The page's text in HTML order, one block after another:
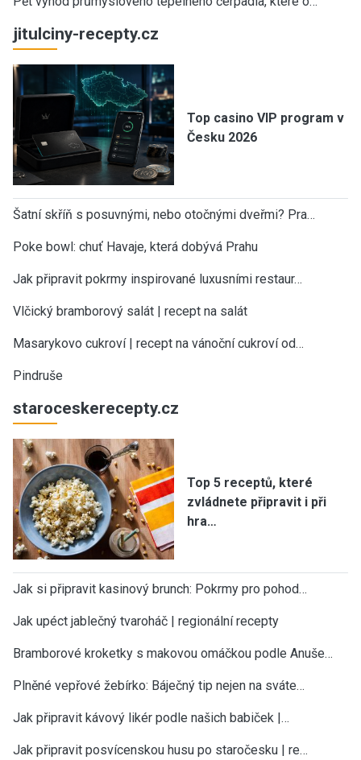
jitulciny-recepty.cz
Top casino VIP program v
Česku 2026
Šatní skříň s posuvnými, nebo otočnými dveřmi? Pra…
Poke bowl: chuť Havaje, která dobývá Prahu
Jak připravit pokrmy inspirované luxusními restaur…
Vlčický bramborový salát | recept na salát
Masarykovo cukroví | recept na vánoční cukroví od…
Pindruše
staroceskerecepty.cz
Top 5 receptů, které
zvládnete připravit i při
hra…
Jak si připravit kasinový brunch: Pokrmy pro pohod…
Jak upéct jablečný tvaroháč | regionální recepty
Bramborové kroketky s makovou omáčkou podle Anuše…
Plněné vepřové žebírko: Báječný tip nejen na sváte…
Jak připravit kávový likér podle našich babiček |…
Jak připravit posvícenskou husu po staročesku | re…